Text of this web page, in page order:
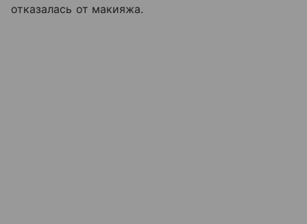
отказалась от макияжа.